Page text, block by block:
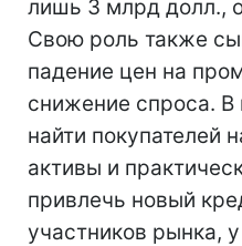
лишь 3 млрд долл.,
Свою роль также
падение цен на
снижение спроса. В
найти покупателей
активы и
привлечь новый
участников рынка,